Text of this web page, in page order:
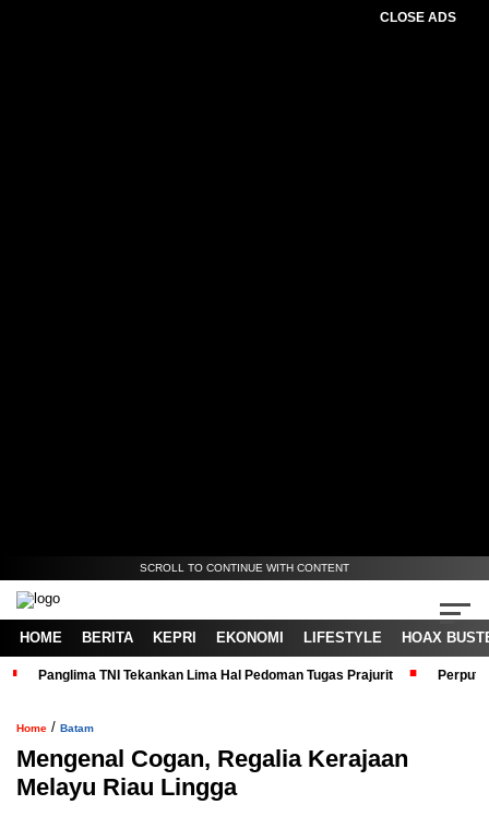
CLOSE ADS
SCROLL TO CONTINUE WITH CONTENT
HOME BERITA KEPRI EKONOMI LIFESTYLE HOAX
Panglima TNI Tekankan Lima Hal Pedoman Tugas Prajurit
Home / Batam
Mengenal Cogan, Regalia Kerajaan
Melayu Riau Lingga